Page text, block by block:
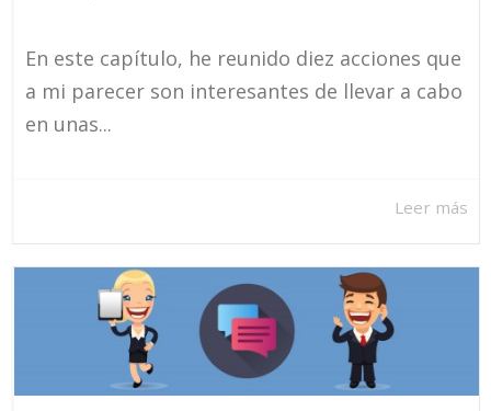
En este capítulo, he reunido diez acciones que
a mi parecer son interesantes de llevar a cabo
en unas...
Leer más